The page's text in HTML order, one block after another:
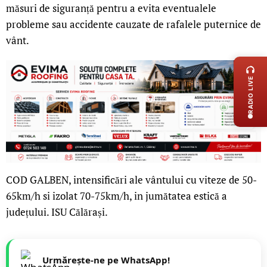
măsuri de siguranță pentru a evita eventualele
probleme sau accidente cauzate de rafalele puternice de
vânt.
COD GALBEN, intensificări ale vântului cu viteze de 50-
65km/h si izolat 70-75km/h, in jumătatea estică a
județului. ISU Călărași.
Urmărește-ne pe WhatsApp!
RADIO LIVE